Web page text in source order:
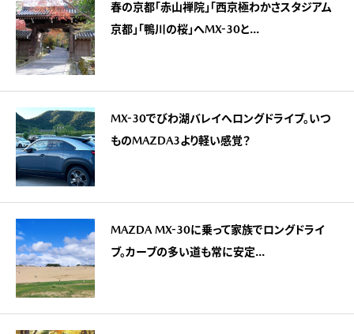
春の京都「赤山禅院」「西京極わかさスタジアム
京都」「鴨川の桜」へMX-30と...
MX-30でびわ湖バレイへロングドライブ。いつ
ものMAZDA3より軽い感覚？
MAZDA MX-30に乗って家族でロングドライ
ブ。カーブの多い道も常に安定...